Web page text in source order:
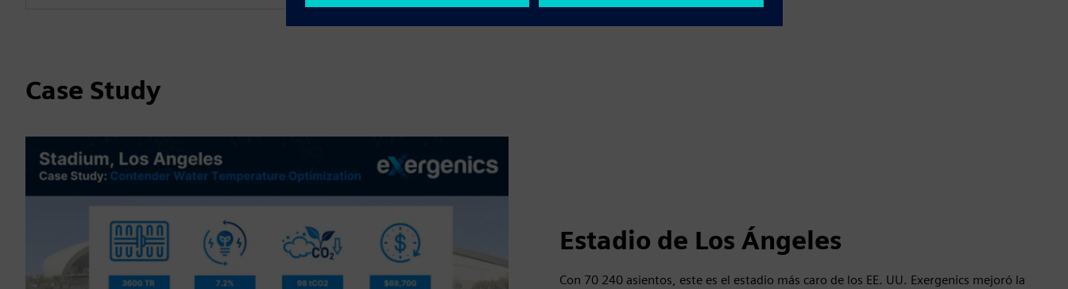
Case Study
Estadio de Los Ángeles
Con 70 240 asientos, este es el estadio más caro de los EE. UU. Exergenics mejoró la